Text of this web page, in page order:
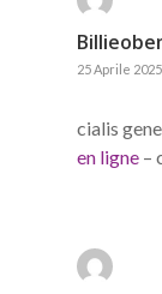
25 Aprile
cialis
en ligne –